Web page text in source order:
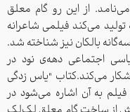
از این رو گام معلق
می‌کند فیلمی شاعرانه
بالکان نیز شناخته شد.
اجتماعی دهه‌ی نود در
می‌‌کند.کتاب "یاس زدگی
به آن اشاره می‌شود در